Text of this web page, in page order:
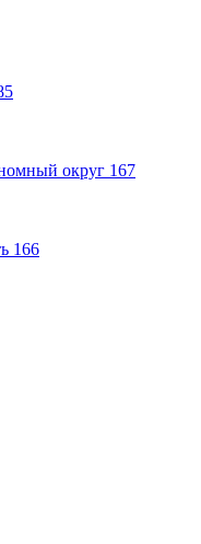
округ 167
166